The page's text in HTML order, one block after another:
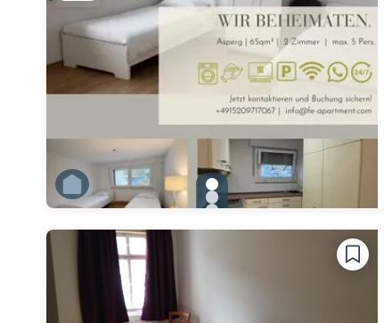
gallery.slide_selector
Zu Slide 1 wechseln
Zu Slide 2 wechseln